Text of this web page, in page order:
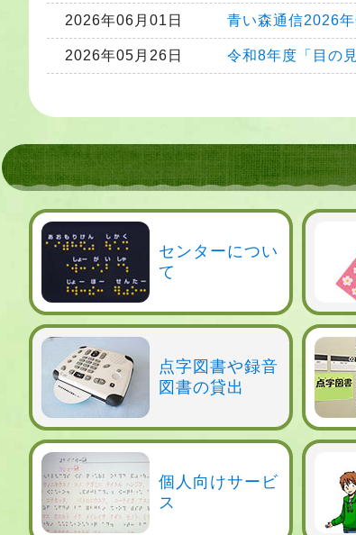
2026年06月01日 青い森通信2026
2026年05月26日 令和8年度「目の
センターについ
て
点字図書や録音
図書の貸出
個人向けサービ
ス